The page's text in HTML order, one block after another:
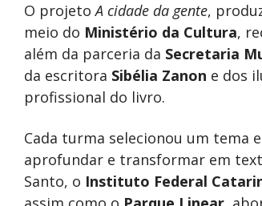
O projetoA cidade da gente,
meio do Ministério da Cultura,
além da parceria da Secretaria
da escritora Sibélia Zanon e dos
profissional do livro.
Cada turma selecionou um tema
aprofundar e transformar em
Santo, o Instituto Federal